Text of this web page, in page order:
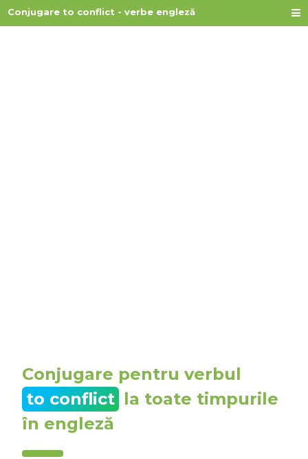
Conjugare to conflict - verbe engleză
Conjugare pentru verbul
to conflict la toate timpurile
în engleză